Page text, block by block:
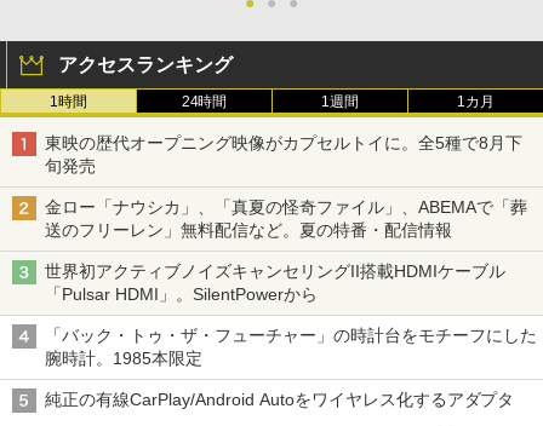
アクセスランキング
1時間 24時間 1週間 1カ月
東映の歴代オープニング映像がカプセルトイに。全5種で8月下
旬発売
金ロー「ナウシカ」、「真夏の怪奇ファイル」、ABEMAで「葬
送のフリーレン」無料配信など。夏の特番・配信情報
世界初アクティブノイズキャンセリングII搭載HDMIケーブル
「Pulsar HDMI」。SilentPowerから
「バック・トゥ・ザ・フューチャー」の時計台をモチーフにした
腕時計。1985本限定
純正の有線CarPlay/Android Autoをワイヤレス化するアダプタ